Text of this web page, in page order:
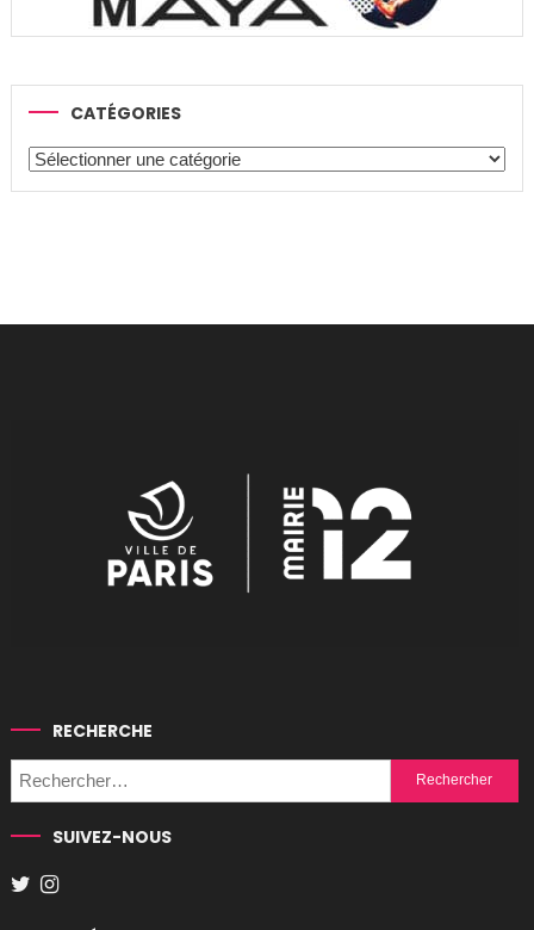
CATÉGORIES
Catégories
RECHERCHE
Rechercher :
SUIVEZ-NOUS